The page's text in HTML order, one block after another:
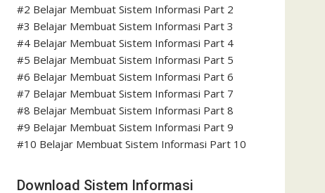
#2 Belajar Membuat Sistem Informasi Part 2
#3 Belajar Membuat Sistem Informasi Part 3
#4 Belajar Membuat Sistem Informasi Part 4
#5 Belajar Membuat Sistem Informasi Part 5
#6 Belajar Membuat Sistem Informasi Part 6
#7 Belajar Membuat Sistem Informasi Part 7
#8 Belajar Membuat Sistem Informasi Part 8
#9 Belajar Membuat Sistem Informasi Part 9
#10 Belajar Membuat Sistem Informasi Part 10
Download Sistem Informasi